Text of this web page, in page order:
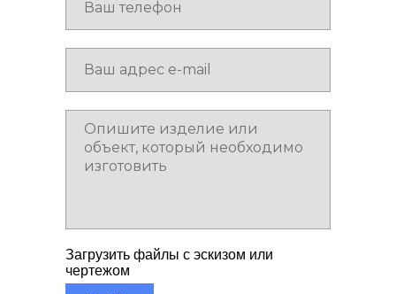
Загрузить файлы с эскизом или
чертежом